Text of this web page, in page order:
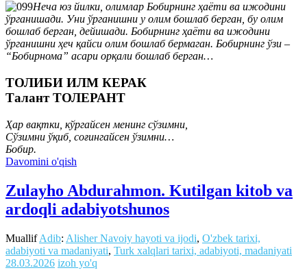
Неча юз йилки, олимлар Бобирнинг ҳаёти ва ижодини
ўрганишади. Уни ўрганишни у олим бошлаб берган, бу олим
бошлаб берган, дейишади. Бобирнинг ҳаёти ва ижодини
ўрганишни ҳеч қайси олим бошлаб бермаган. Бобирнинг ўзи –
“Бобирнома” асари орқали бошлаб берган…
ТОЛИБИ ИЛМ КЕРАК
Талант ТОЛЕРАНТ
Ҳар вақтки, кўргайсен менинг сўзимни,
Сўзимни ўқиб, соғингайсен ўзимни…
Бобир.
Davomini o'qish
Zulayho Abdurahmon. Kutilgan kitob va
ardoqli adabiyotshunos
MuallifAdib: Alisher Navoiy hayoti va ijodi, O'zbek tarixi,
adabiyoti va madaniyati, Turk xalqlari tarixi, adabiyoti, madaniyati
28.03.2026 izoh yo'q